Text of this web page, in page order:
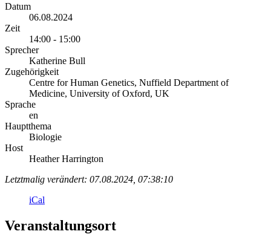
Datum
06.08.2024
Zeit
14:00 - 15:00
Sprecher
Katherine Bull
Zugehörigkeit
Centre for Human Genetics, Nuffield Department of
Medicine, University of Oxford, UK
Sprache
en
Hauptthema
Biologie
Host
Heather Harrington
Letztmalig verändert: 07.08.2024, 07:38:10
iCal
Veranstaltungsort